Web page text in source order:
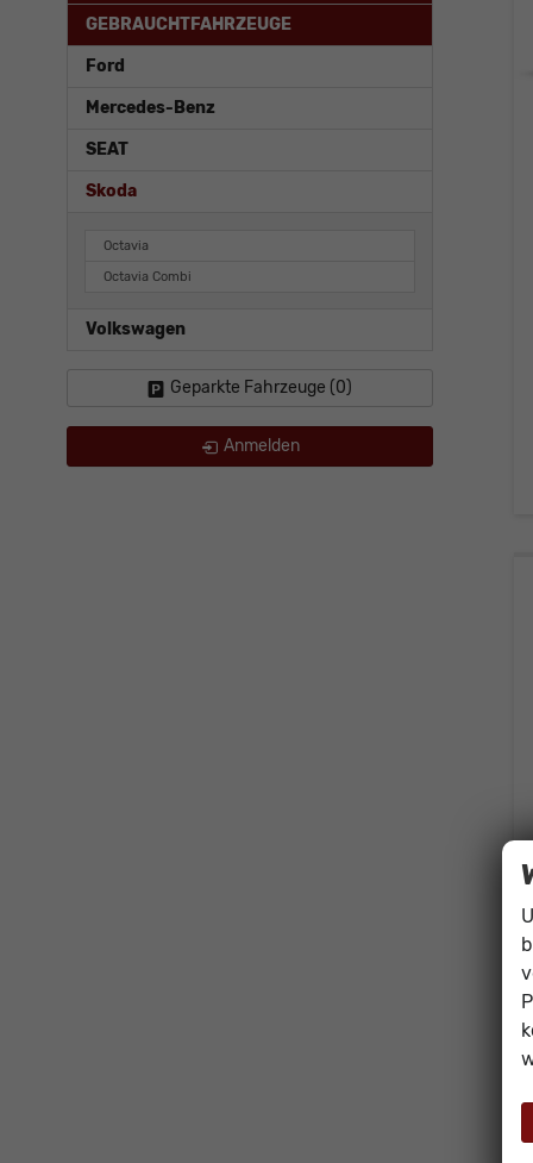
GEBRAUCHTFAHRZEUGE
Ford
Mercedes-Benz
SEAT
Skoda
Octavia
Octavia Combi
Volkswagen
Geparkte Fahrzeuge (0)
Anmelden